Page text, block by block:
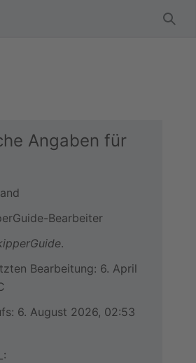
Angaben für
Bearbeiter
.
Bearbeitung: 6. April
6. August 2026, 02:53